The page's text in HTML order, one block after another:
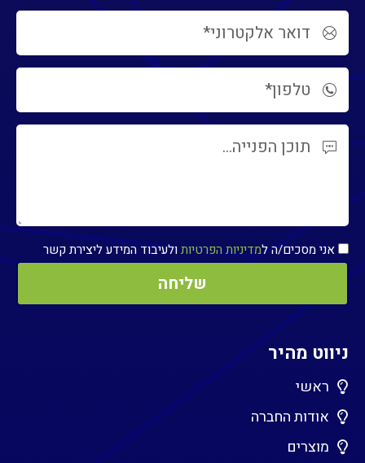
אני מסכים/ה למדיניות הפרטיותולעיבוד המידע ליצירת קשר
ניווט מהיר
ראשי
אודות החברה
מוצרים